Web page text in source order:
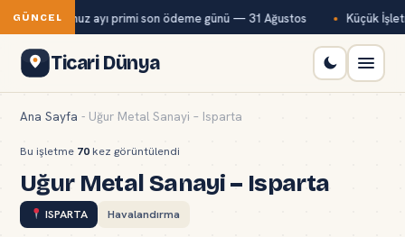
GÜNCEL
Kur temmuz ayı primi son ödeme günü — 31 Ağustos Küçük
Ticari Dünya
Ana Sayfa - Uğur Metal Sanayi – Isparta
Bu işletme 70 kez görüntülendi
Uğur Metal Sanayi – Isparta
ISPARTA Havalandırma